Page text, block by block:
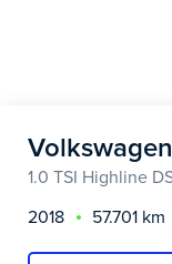
1.0 TSI Highline
2018
57.701 km